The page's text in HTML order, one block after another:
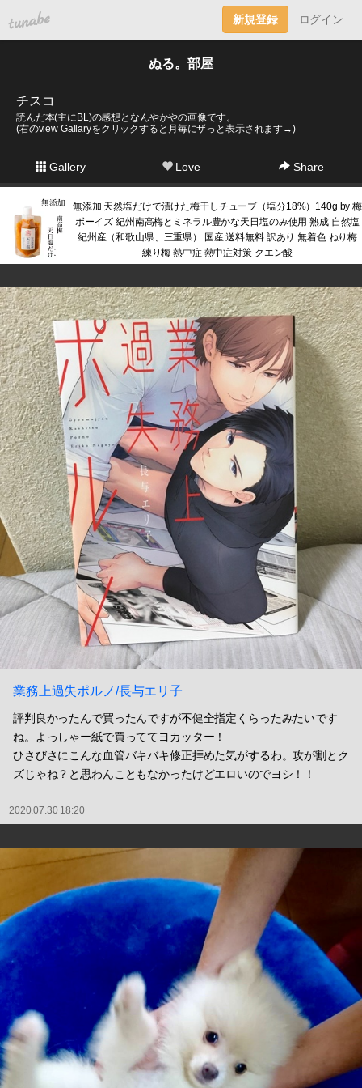
tuna.be 新規登録 ログイン
ぬる。部屋
チスコ
読んだ本(主にBL)の感想となんやかやの画像です。
(右のview Gallaryをクリックすると月毎にザっと表示されます→)
Gallery Love Share
無添加 天然塩だけで漬けた梅干しチューブ（塩分18%）140g by 梅
ボーイズ 紀州南高梅とミネラル豊かな天日塩のみ使用 熟成 自然塩
紀州産（和歌山県、三重県） 国産 送料無料 訳あり 無着色 ねり梅
練り梅 熱中症 熱中症対策 クエン酸
業務上過失ポルノ/長与エリ子
評判良かったんで買ったんですが不健全指定くらったみたいです
ね。よっしゃー紙で買っててヨカッター！
ひさびさにこんな血管バキバキ修正拝めた気がするわ。攻が割とク
ズじゃね？と思わんこともなかったけどエロいのでヨシ！！
2020.07.30 18:20